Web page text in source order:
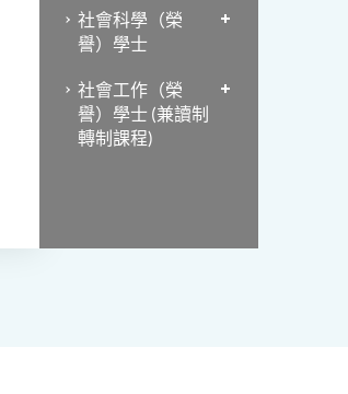
社會科學（榮
譽）學士
社會工作（榮
譽）學士 (兼讀制
轉制課程)